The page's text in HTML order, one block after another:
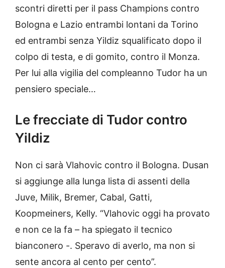
scontri diretti per il pass Champions contro
Bologna e Lazio entrambi lontani da Torino
ed entrambi senza Yildiz squalificato dopo il
colpo di testa, e di gomito, contro il Monza.
Per lui alla vigilia del compleanno Tudor ha un
pensiero speciale…
Le frecciate di Tudor contro
Yildiz
Non ci sarà Vlahovic contro il Bologna. Dusan
si aggiunge alla lunga lista di assenti della
Juve, Milik, Bremer, Cabal, Gatti,
Koopmeiners, Kelly. “Vlahovic oggi ha provato
e non ce la fa – ha spiegato il tecnico
bianconero -. Speravo di averlo, ma non si
sente ancora al cento per cento”.